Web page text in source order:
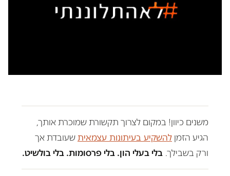
משנים כיוון! במקום לצרוך תקשורת שמוכרת אותך,
הגיע הזמן להשקיע בעיתונות עצמאיתשעובדת אך
ורק בשבילך. בלי בעלי הון. בלי פרסומות. בלי בולשיט.